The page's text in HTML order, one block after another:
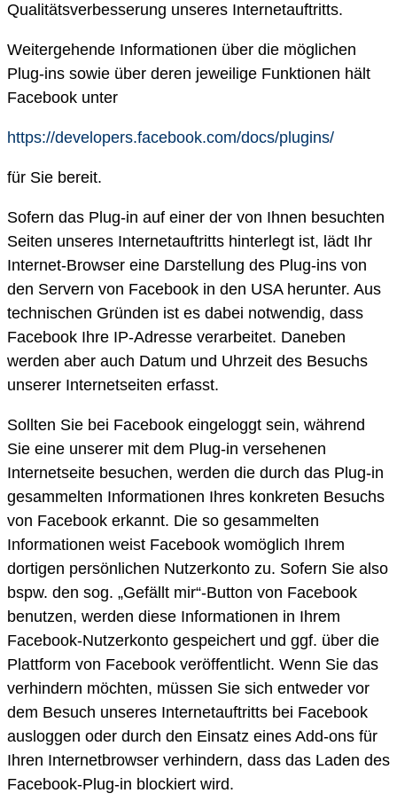
Qualitätsverbesserung unseres Internetauftritts.
Weitergehende Informationen über die möglichen
Plug-ins sowie über deren jeweilige Funktionen hält
Facebook unter
https://developers.facebook.com/docs/plugins/
für Sie bereit.
Sofern das Plug-in auf einer der von Ihnen besuchten
Seiten unseres Internetauftritts hinterlegt ist, lädt Ihr
Internet-Browser eine Darstellung des Plug-ins von
den Servern von Facebook in den USA herunter. Aus
technischen Gründen ist es dabei notwendig, dass
Facebook Ihre IP-Adresse verarbeitet. Daneben
werden aber auch Datum und Uhrzeit des Besuchs
unserer Internetseiten erfasst.
Sollten Sie bei Facebook eingeloggt sein, während
Sie eine unserer mit dem Plug-in versehenen
Internetseite besuchen, werden die durch das Plug-in
gesammelten Informationen Ihres konkreten Besuchs
von Facebook erkannt. Die so gesammelten
Informationen weist Facebook womöglich Ihrem
dortigen persönlichen Nutzerkonto zu. Sofern Sie also
bspw. den sog. „Gefällt mir“-Button von Facebook
benutzen, werden diese Informationen in Ihrem
Facebook-Nutzerkonto gespeichert und ggf. über die
Plattform von Facebook veröffentlicht. Wenn Sie das
verhindern möchten, müssen Sie sich entweder vor
dem Besuch unseres Internetauftritts bei Facebook
ausloggen oder durch den Einsatz eines Add-ons für
Ihren Internetbrowser verhindern, dass das Laden des
Facebook-Plug-in blockiert wird.